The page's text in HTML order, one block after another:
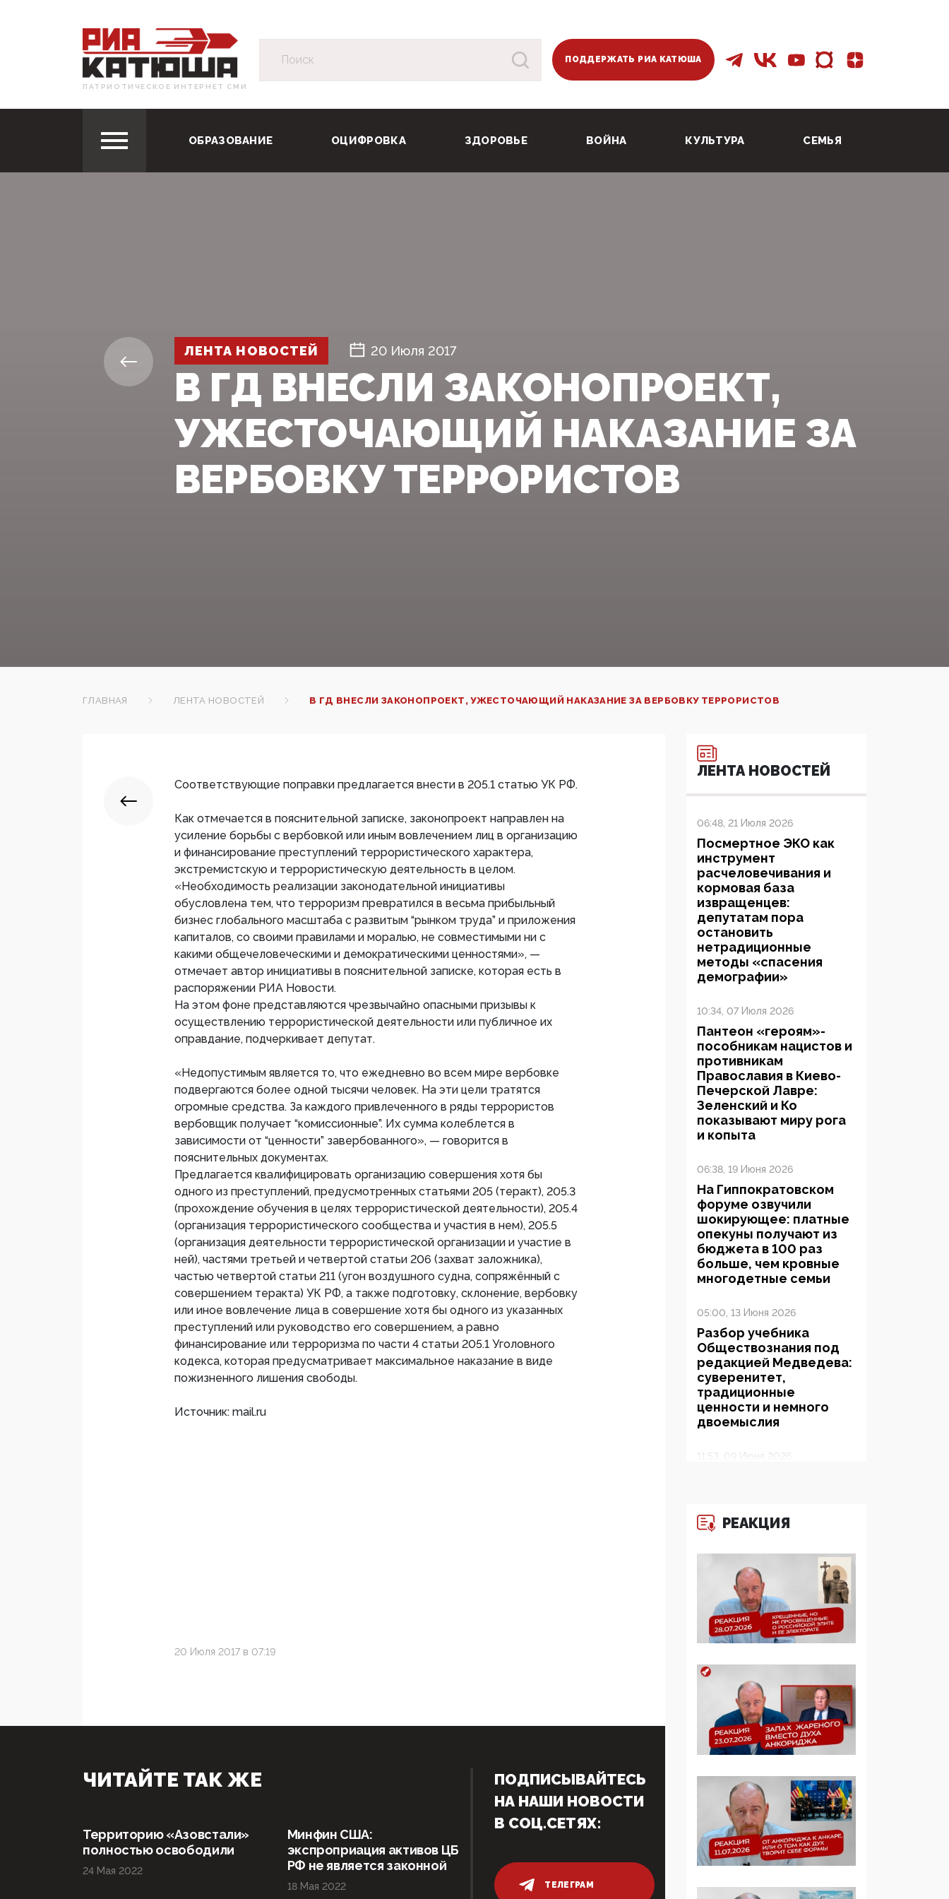
ПАТРИОТИЧЕСКОЕ ИНТЕРНЕТ СМИ
ПОДДЕРЖАТЬ РИА КАТЮША
ОБРАЗОВАНИЕ ОЦИФРОВКА ЗДОРОВЬЕ ВОЙНА КУЛЬТУРА СЕМЬЯ
ЛЕНТА НОВОСТЕЙ 20 Июля 2017
В ГД ВНЕСЛИ ЗАКОНОПРОЕКТ,
УЖЕСТОЧАЮЩИЙ НАКАЗАНИЕ ЗА
ВЕРБОВКУ ТЕРРОРИСТОВ
ГЛАВНАЯ ЛЕНТА НОВОСТЕЙ В ГД ВНЕСЛИ ЗАКОНОПРОЕКТ, УЖЕСТОЧАЮЩИЙ НАКАЗАНИЕ ЗА ВЕРБОВКУ ТЕРРОРИСТОВ
Соответствующие поправки предлагается внести в 205.1 статью УК РФ.
Как отмечается в пояснительной записке, законопроект направлен на
усиление борьбы с вербовкой или иным вовлечением лиц в организацию
и финансирование преступлений террористического характера,
экстремистскую и террористическую деятельность в целом.
«Необходимость реализации законодательной инициативы
обусловлена тем, что терроризм превратился в весьма прибыльный
бизнес глобального масштаба с развитым “рынком труда” и приложения
капиталов, со своими правилами и моралью, не совместимыми ни с
какими общечеловеческими и демократическими ценностями», —
отмечает автор инициативы в пояснительной записке, которая есть в
распоряжении РИА Новости.
На этом фоне представляются чрезвычайно опасными призывы к
осуществлению террористической деятельности или публичное их
оправдание, подчеркивает депутат.
«Недопустимым является то, что ежедневно во всем мире вербовке
подвергаются более одной тысячи человек. На эти цели тратятся
огромные средства. За каждого привлеченного в ряды террористов
вербовщик получает “комиссионные”. Их сумма колеблется в
зависимости от “ценности” завербованного», — говорится в
пояснительных документах.
Предлагается квалифицировать организацию совершения хотя бы
одного из преступлений, предусмотренных статьями 205 (теракт), 205.3
(прохождение обучения в целях террористической деятельности), 205.4
(организация террористического сообщества и участия в нем), 205.5
(организация деятельности террористической организации и участие в
ней), частями третьей и четвертой статьи 206 (захват заложника),
частью четвертой статьи 211 (угон воздушного судна, сопряжённый с
совершением теракта) УК РФ, а также подготовку, склонение, вербовку
или иное вовлечение лица в совершение хотя бы одного из указанных
преступлений или руководство его совершением, а равно
финансирование или терроризма по части 4 статьи 205.1 Уголовного
кодекса, которая предусматривает максимальное наказание в виде
пожизненного лишения свободы.
Источник: mail.ru
20 Июля 2017 в 07:19
ЛЕНТА НОВОСТЕЙ
06:48, 21 Июля 2026
Посмертное ЭКО как
инструмент
расчеловечивания и
кормовая база
извращенцев:
депутатам пора
остановить
нетрадиционные
методы «спасения
демографии»
10:34, 07 Июля 2026
Пантеон «героям»-
пособникам нацистов и
противникам
Православия в Киево-
Печерской Лавре:
Зеленский и Ко
показывают миру рога
и копыта
06:38, 19 Июня 2026
На Гиппократовском
форуме озвучили
шокирующее: платные
опекуны получают из
бюджета в 100 раз
больше, чем кровные
многодетные семьи
05:00, 13 Июня 2026
Разбор учебника
Обществознания под
редакцией Медведева:
суверенитет,
традиционные
ценности и немного
двоемыслия
11:53, 09 Июня 2026
деятельность ИИТО
ЮНЕСКО в России, но
цифроглобалисты
продолжают
определять повестку в
образовании
09:43, 01 Июня 2026
граждан: Минцифры
намерено отобрать у
регионов и
муниципалитетов право
защищать жилые дома
и социальные объекты
от ЭМИ
05:58, 26 Мая 2026
Роскомнадзор
освободили от борца с
деструктивным и
опасным контентом
07:39, 25 Мая 2026
РЕАКЦИЯ
ЧИТАЙТЕ ТАК ЖЕ
Территорию «Азовстали»
полностью освободили
24 Мая 2022
Минфин США:
экспроприация активов ЦБ
РФ не является законной
18 Мая 2022
ПОДПИСЫВАЙТЕСЬ
НА НАШИ НОВОСТИ
В СОЦ.СЕТЯХ:
ТЕЛЕГРАМ